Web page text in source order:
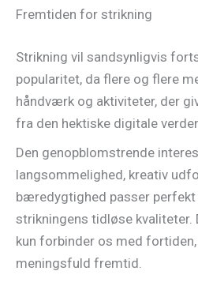
Fremtiden for strikning
Strikning vil sandsynligvis
popularitet, da flere og flere
håndværk og aktiviteter, der
fra den hektiske digitale
Den genopblomstrende
langsommelighed, kreativ
bæredygtighed passer
strikningens tidløse kvaliteter.
kun forbinder os med
meningsfuld fremtid.